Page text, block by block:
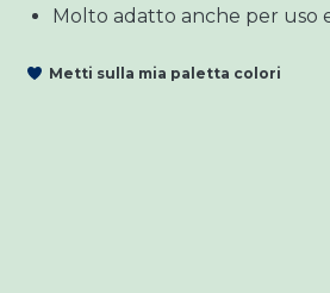
Molto adatto anche per uso
Metti sulla mia paletta colori